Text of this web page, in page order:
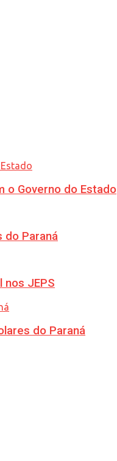
o Governo do Estado
do Paraná
JEPS
do Paraná